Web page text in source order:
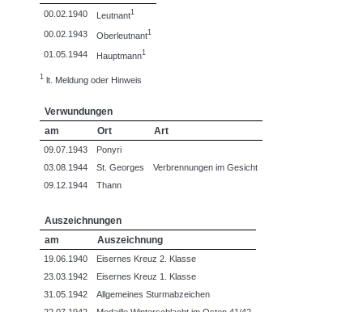
00.02.1940 Leutnant1
00.02.1943 Oberleutnant1
01.05.1944 Hauptmann1
1 lt. Meldung oder Hinweis
Verwundungen
am
Ort Art
09.07.1943
Ponyri
03.08.1944
St. Georges
Verbrennungen im Gesicht
09.12.1944
Thann
Auszeichnungen
am
Auszeichnung
19.06.1940
Eisernes Kreuz 2. Klasse
23.03.1942
Eisernes Kreuz 1. Klasse
31.05.1942
Allgemeines Sturmabzeichen